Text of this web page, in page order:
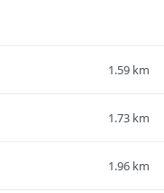
1.59 km
1.73 km
1.96 km